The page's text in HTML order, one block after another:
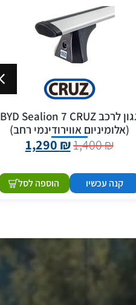
גגון לרכב BYD Sealion 7 CRUZ
(אלומיניום אווירודינמי רחב)
1,400₪
1,290 ₪
קנה עכשיו הוספה לסל